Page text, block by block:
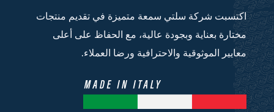
اكتسبت شركة سلتي سمعة متميزة في تقديم منتجات
مختارة بعناية وبجودة عالية، مع الحفاظ على أعلى
معايير الموثوقية والاحترافية ورضا العملاء.